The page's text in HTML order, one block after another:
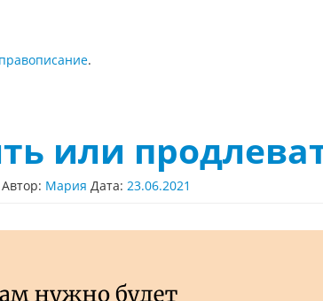
правописание.
или
Автор: Мария Дата: 23.06.2021